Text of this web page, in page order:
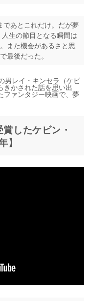
であとこれだけ。だが夢
生の節目となる瞬間は
また機会があるさと思
最後だった。
男レイ・キンセラ（ケビ
きかされた話を思い出
ファンタジー映画で、夢
したケビン・
】